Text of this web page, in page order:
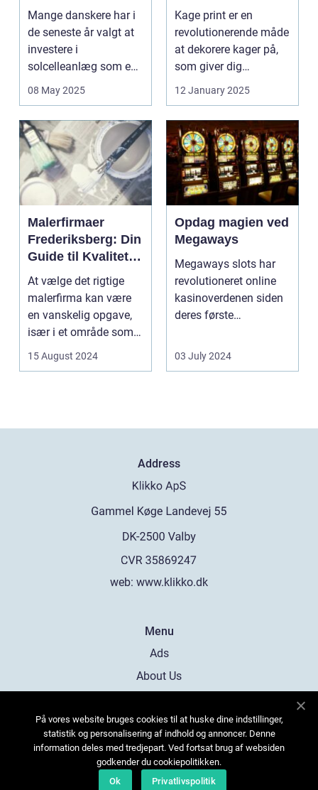
vinteren?
Mange danskere har i
de seneste år valgt at
investere i
solcelleanlæg som en
bæred...
08 May 2025
kage print
Kage print er en
revolutionerende måde
at dekorere kager på,
som giver dig
mulighed for ...
12 January 2025
Malerfirmaer
Frederiksberg: Din
Guide til Kvalitet
og Service
At vælge det rigtige
malerfirma kan være
en vanskelig opgave,
især i et område som
Frederiksberg, hv...
15 August 2024
Opdag magien ved
Megaways
Megaways slots har
revolutioneret online
kasinoverdenen siden
deres første
spillea...
03 July 2024
Address
web: www.klikko.dk
Menu
Ads
About Us
Contact
Sitemap
På vores website bruges cookies til at huske dine indstillinger,
statistik og personalisering af indhold og annoncer. Denne
information deles med tredjepart. Ved fortsat brug af websiden
godkender du cookiepolitikken.
Ok
Privatlivspolitik